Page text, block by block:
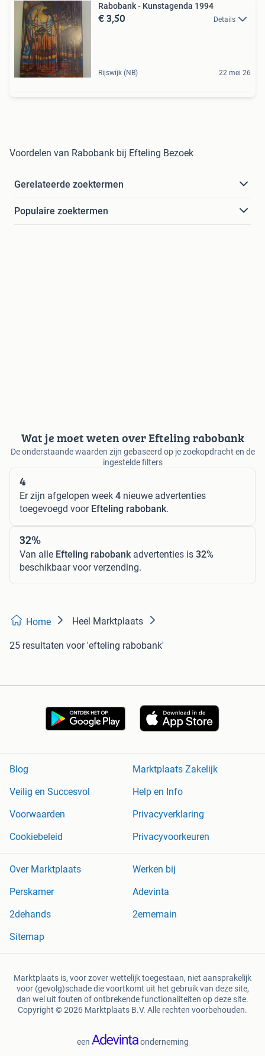
Rabobank - Kunstagenda 1994
€ 3,50 Details
Rijswijk (NB) 22 mei 26
Voordelen van Rabobank bij Efteling Bezoek
Gerelateerde zoektermen
Populaire zoektermen
Wat je moet weten over Efteling rabobank
De onderstaande waarden zijn gebaseerd op je zoekopdracht en de
ingestelde filters
4
Er zijn afgelopen week 4 nieuwe advertenties
toegevoegd voor Efteling rabobank.
32%
Van alle Efteling rabobank advertenties is 32%
beschikbaar voor verzending.
Home Heel Marktplaats
25 resultaten voor 'efteling rabobank'
Blog
Marktplaats Zakelijk
Veilig en Succesvol
Help en Info
Voorwaarden
Privacyverklaring
Cookiebeleid
Privacyvoorkeuren
Over Marktplaats
Werken bij
Perskamer
Adevinta
2dehands
2ememain
Sitemap
Marktplaats is, voor zover wettelijk toegestaan, niet aansprakelijk
voor (gevolg)schade die voortkomt uit het gebruik van deze site,
dan wel uit fouten of ontbrekende functionaliteiten op deze site.
Copyright © 2026 Marktplaats B.V. Alle rechten voorbehouden.
een onderneming